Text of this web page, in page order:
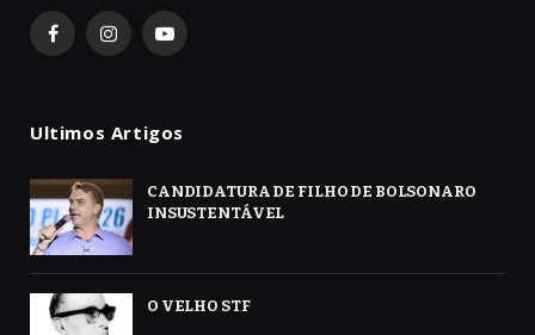
FacebookInstagramYouTube
Ultimos Artigos
CANDIDATURA DE FILHO DE BOLSONARO
INSUSTENTÁVEL
O VELHO STF